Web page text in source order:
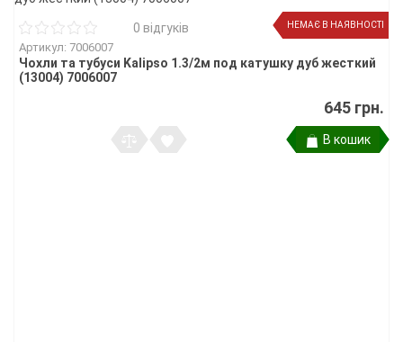
НЕМАЄ В НАЯВНОСТІ
0 відгуків
Артикул: 7006007
Чохли та тубуси Kalipso 1.3/2м под катушку дуб жесткий
(13004) 7006007
645 грн.
В кошик